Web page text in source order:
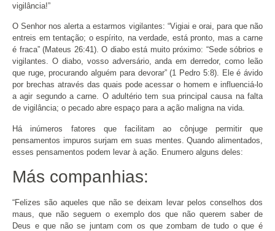
vigilância!”
O Senhor nos alerta a estarmos vigilantes: “Vigiai e orai, para que não
entreis em tentação; o espírito, na verdade, está pronto, mas a carne
é fraca” (Mateus 26:41). O diabo está muito próximo: “Sede sóbrios e
vigilantes. O diabo, vosso adversário, anda em derredor, como leão
que ruge, procurando alguém para devorar” (1 Pedro 5:8). Ele é ávido
por brechas através das quais pode acessar o homem e influenciá-lo
a agir segundo a carne. O adultério tem sua principal causa na falta
de vigilância; o pecado abre espaço para a ação maligna na vida.
Há inúmeros fatores que facilitam ao cônjuge permitir que
pensamentos impuros surjam em suas mentes. Quando alimentados,
esses pensamentos podem levar à ação. Enumero alguns deles:
Más companhias:
“Felizes são aqueles que não se deixam levar pelos conselhos dos
maus, que não seguem o exemplo dos que não querem saber de
Deus e que não se juntam com os que zombam de tudo o que é